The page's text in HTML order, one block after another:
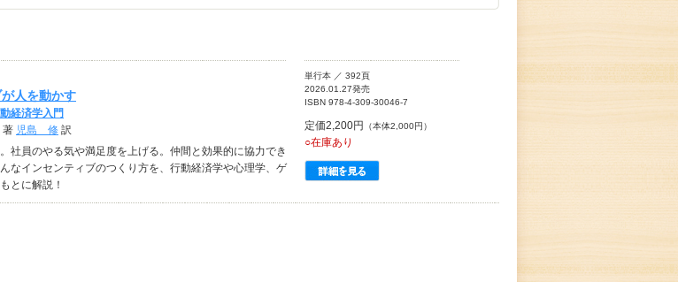
人を動かす
経済学入門
著 児島 修 訳
社員のやる気や満足度を上げる。仲間と効果的に協力でき
なインセンティブのつくり方を、行動経済学や心理学、ゲ
とに解説！
単行本 ／ 392頁
2026.01.27発売
ISBN 978-4-309-30046-7
定価2,200円 （本体2,000円）
○在庫あり